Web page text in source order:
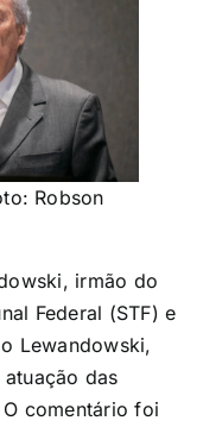
Robson
irmão do
Federal (STF) e
Lewandowski,
das
comentário foi